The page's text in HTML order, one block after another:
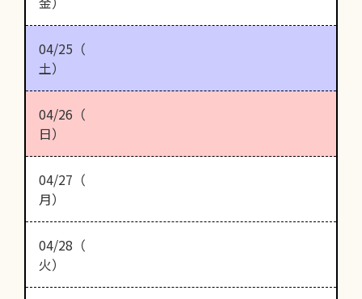
04/25（
土）
04/26（
日）
04/27（
月）
04/28（
火）